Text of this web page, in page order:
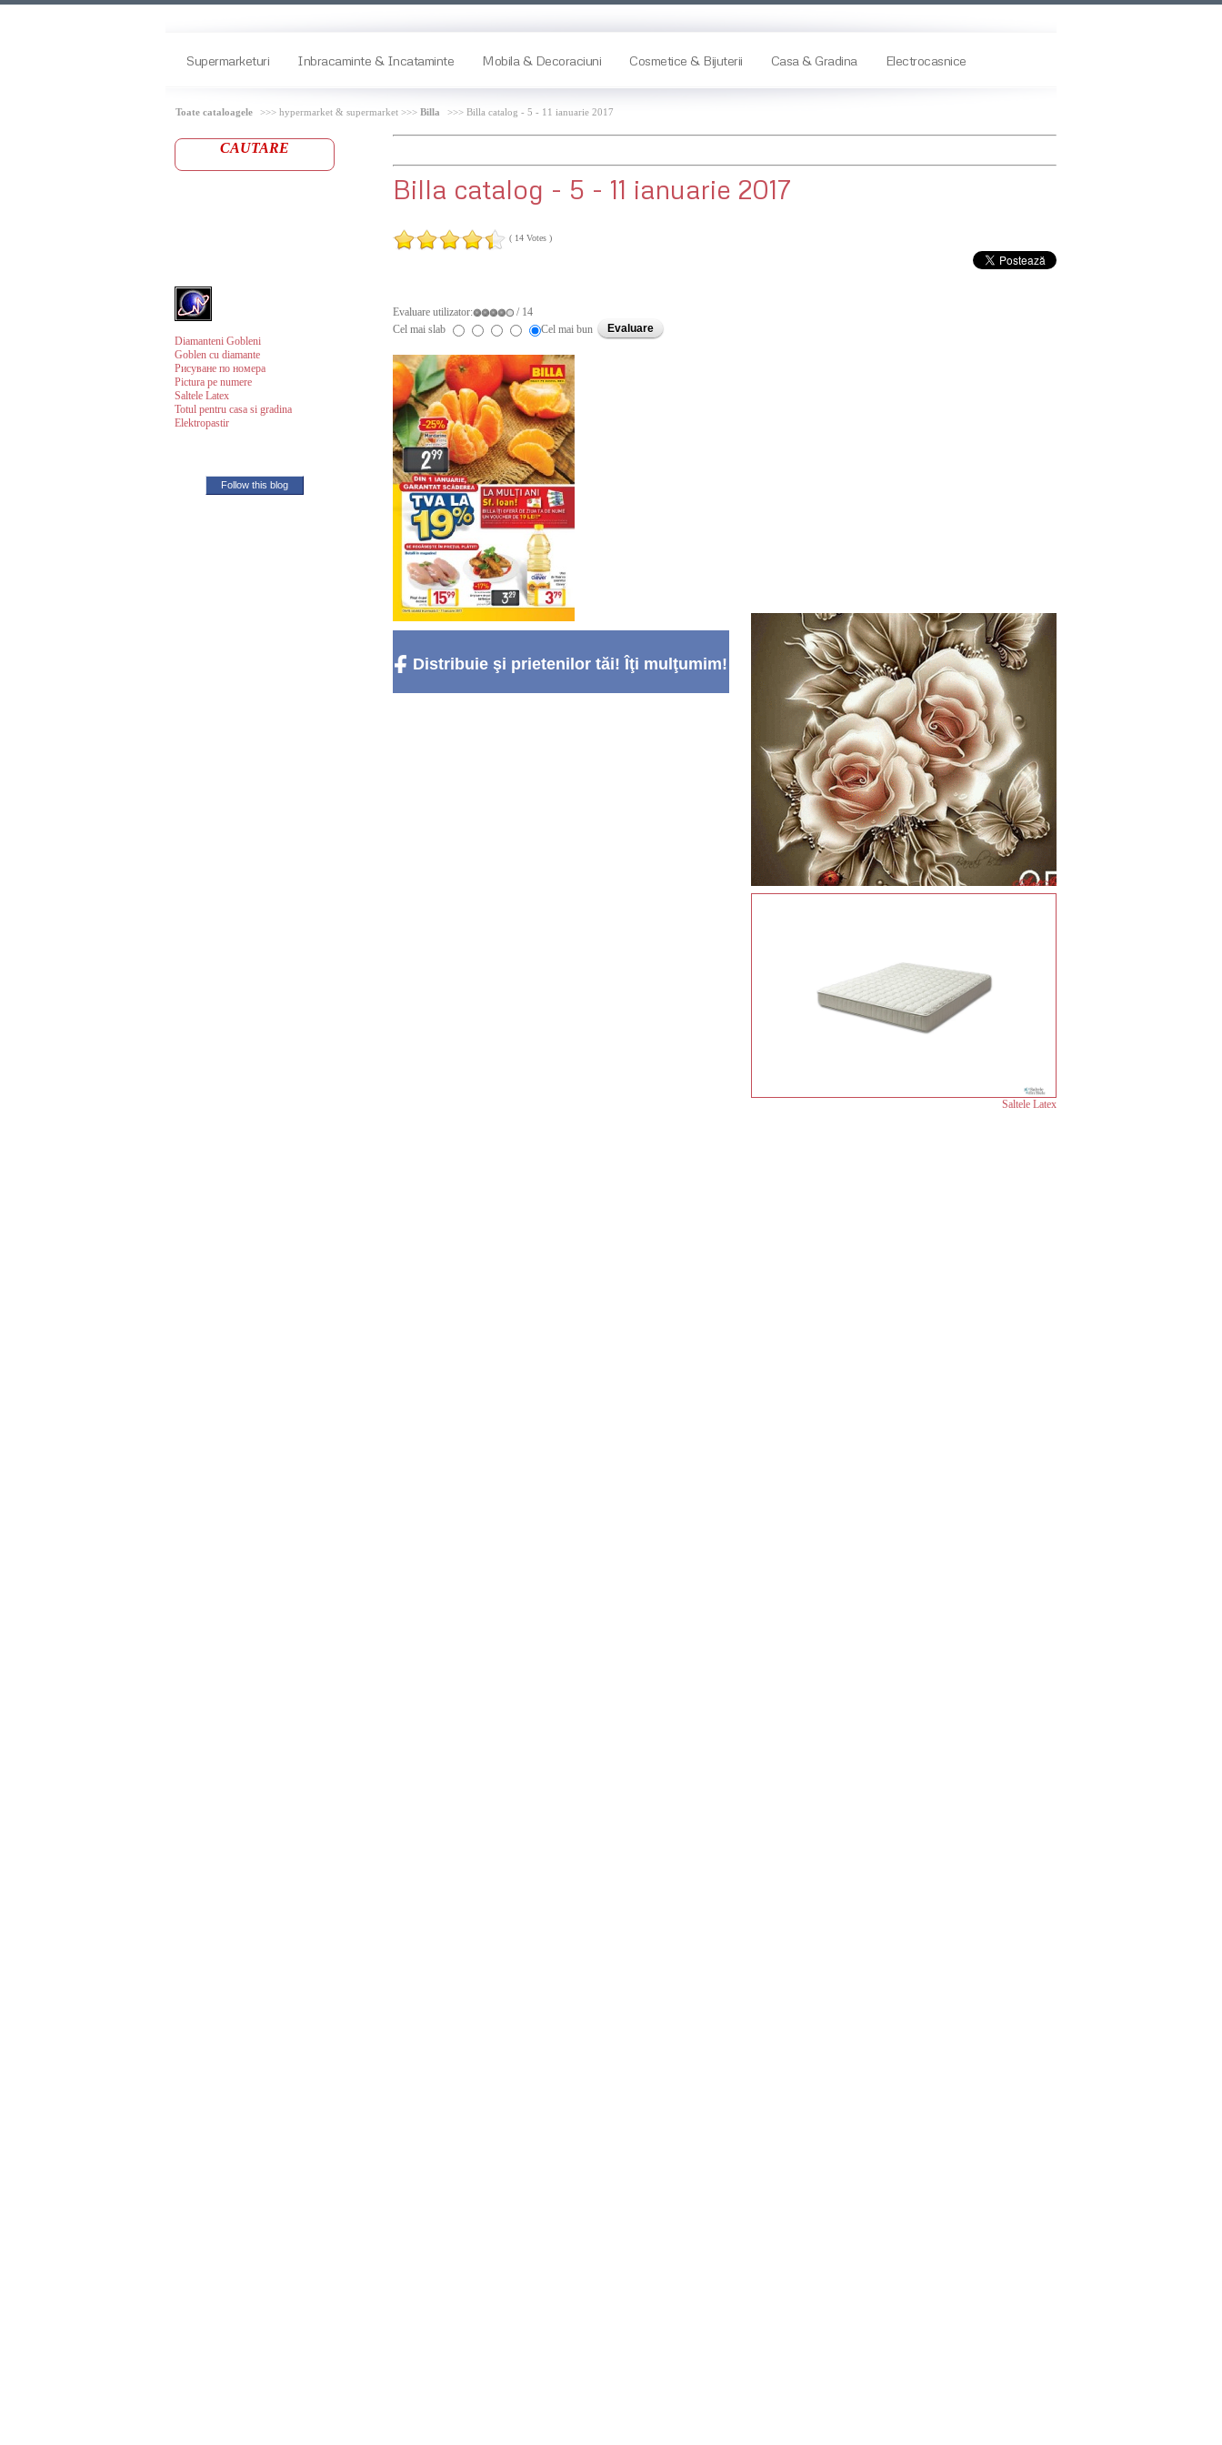
Supermarketuri Inbracaminte & Incataminte Mobila & Decoraciuni Cosmetice & Bijuterii Casa & Gradina Electrocasnice
Toate cataloagele >>> hypermarket & supermarket >>> Billa >>> Billa catalog - 5 - 11 ianuarie 2017
CAUTARE
Diamanteni Gobleni
Goblen cu diamante
Рисуване по номера
Pictura pe numere
Saltele Latex
Totul pentru casa si gradina
Elektropastir
Follow this blog
Billa catalog - 5 - 11 ianuarie 2017
( 14 Votes )
Evaluare utilizator:
/ 14
Cel mai slab
Cel mai bun
Saltele Latex
Distribuie şi prietenilor tăi! Îţi mulţumim!